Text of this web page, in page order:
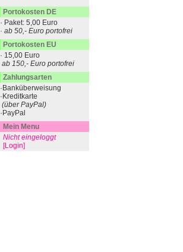
Portokosten DE
· Paket: 5,00 Euro
· ab 50,- Euro portofrei
Portokosten EU
· 15,00 Euro
ab 150,- Euro portofrei
Zahlungsarten
·Banküberweisung
·Kreditkarte
(über PayPal)
·PayPal
Mein Menu
Nicht eingeloggt
[Login]